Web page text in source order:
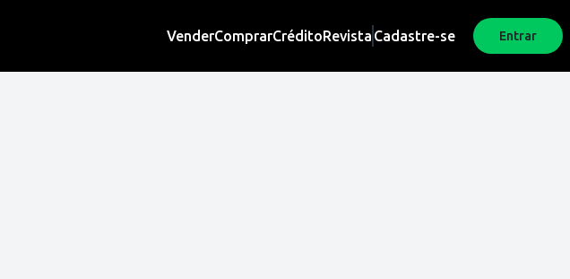
VenderComprarCréditoRevista Cadastre-se Entrar